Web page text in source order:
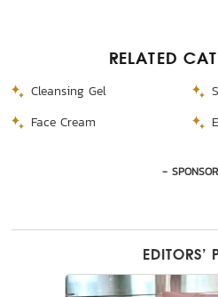
RELATED
Cleansing Gel
Face Cream
-
EDITORS’